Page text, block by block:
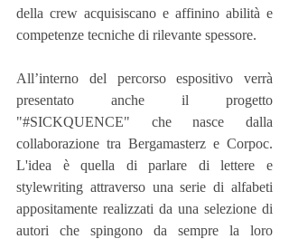
della crew acquisiscano e affinino abilità e
competenze tecniche di rilevante spessore.
All’interno del percorso espositivo verrà
presentato anche il progetto
"#SICKQUENCE" che nasce dalla
collaborazione tra Bergamasterz e Corpoc.
L'idea è quella di parlare di lettere e
stylewriting attraverso una serie di alfabeti
appositamente realizzati da una selezione di
autori che spingono da sempre la loro